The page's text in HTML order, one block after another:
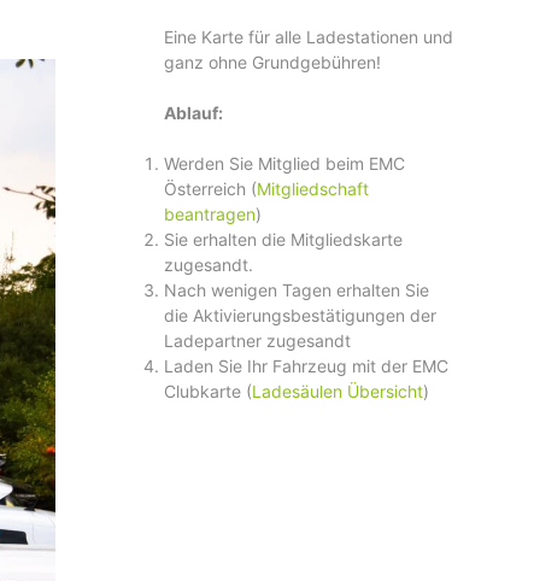
Eine Karte für alle Ladestationen und
ganz ohne Grundgebühren!
Ablauf:
Werden Sie Mitglied beim EMC
Österreich (Mitgliedschaft
beantragen)
Sie erhalten die Mitgliedskarte
zugesandt.
Nach wenigen Tagen erhalten Sie
die Aktivierungsbestätigungen der
Ladepartner zugesandt
Laden Sie Ihr Fahrzeug mit der EMC
Clubkarte (Ladesäulen Übersicht)